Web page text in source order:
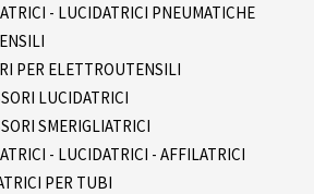
- LUCIDATRICI PNEUMATICHE
PER ELETTROUTENSILI
LUCIDATRICI
SMERIGLIATRICI
- LUCIDATRICI - AFFILATRICI
PER TUBI